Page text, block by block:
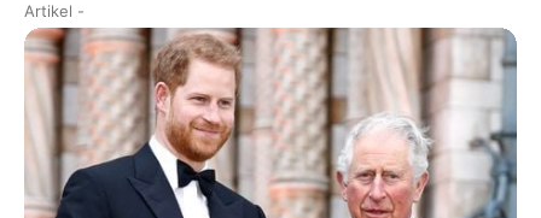
Artikel -